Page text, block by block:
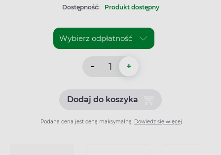
Dostępność: Produkt dostępny
- +
Dodaj do koszykaDodaj do koszyka
Podana cena jest ceną maksymalną. Dowiedz się więcej